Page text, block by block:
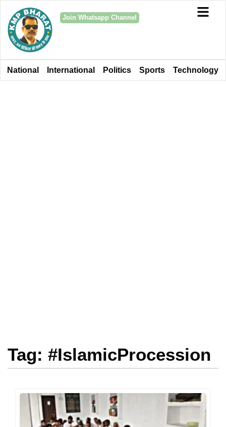
Join Whatsapp Channel
National International Politics Sports Technology
Tag: #IslamicProcession